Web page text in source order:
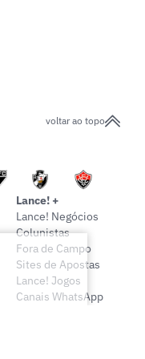
voltar ao topo
Lance! +
Lance! Negócios
Colunistas
Fora de Campo
Sites de Apostas
Lance! Jogos
Canais WhatsApp